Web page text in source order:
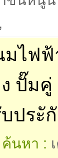
,
มไฟฟ้
ปั๊ม
ประั
ค้นหา :